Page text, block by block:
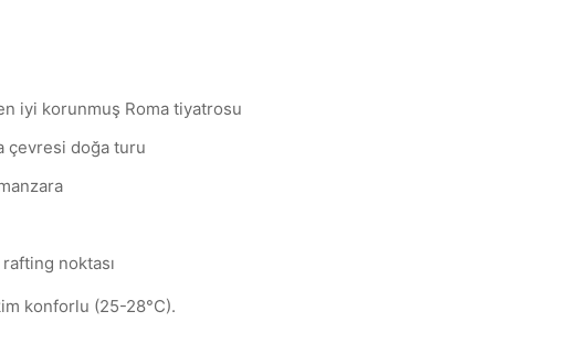
iyi korunmuş Roma tiyatrosu
çevresi doğa turu
noktası
konforlu (25-28°C).